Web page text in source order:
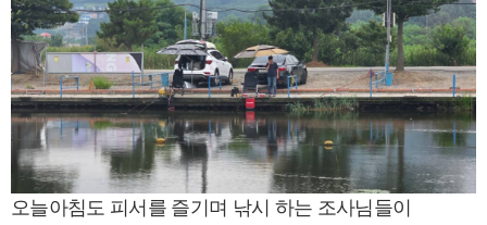
오늘아침도 피서를 즐기며 낚시 하는 조사님들이